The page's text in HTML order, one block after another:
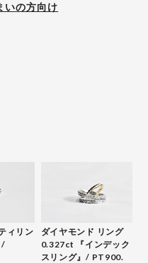
いの方向け
ィリン
/
ダイヤモンド リング
0.327ct 『インデック
スリング』/ PT900.